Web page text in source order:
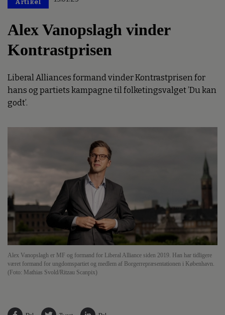
Artikel
Alex Vanopslagh vinder
Kontrastprisen
Liberal Alliances formand vinder Kontrastprisen for
hans og partiets kampagne til folketingsvalget ’Du kan
godt’.
Alex Vanopslagh er MF og formand for Liberal Alliance siden 2019. Han har tidligere
været formand for ungdomspartiet og medlem af Borgerrepræsentationen i København.
(Foto: Mathias Svold/Ritzau Scanpix)